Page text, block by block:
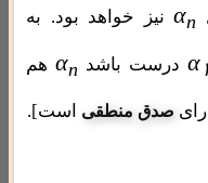
αn نیز خواهد بود. به
α ۱ درست باشد αn هم
صدق منطقی است].